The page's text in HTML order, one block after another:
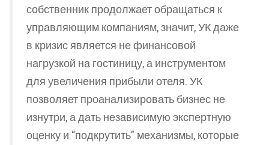
собственник продолжает обращаться к
управляющим компаниям, значит, УК даже
в кризис является не финансовой
нагрузкой на гостиницу, а инструментом
для увеличения прибыли отеля. УК
позволяет проанализировать бизнес не
изнутри, а дать независимую экспертную
оценку и “подкрутить” механизмы, которые